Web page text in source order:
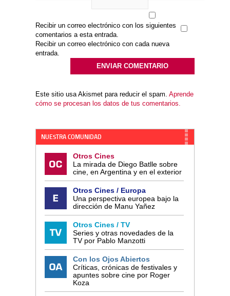
Recibir un correo electrónico con los siguientes
comentarios a esta entrada.
Recibir un correo electrónico con cada nueva
entrada.
Este sitio usa Akismet para reducir el spam. Aprende
cómo se procesan los datos de tus comentarios.
NUESTRA COMUNIDAD
Otros Cines
La mirada de Diego Batlle sobre
cine, en Argentina y en el exterior
Otros Cines / Europa
Una perspectiva europea bajo la
dirección de Manu Yañez
Otros Cines / TV
Series y otras novedades de la
TV por Pablo Manzotti
Con los Ojos Abiertos
Críticas, crónicas de festivales y
apuntes sobre cine por Roger
Koza